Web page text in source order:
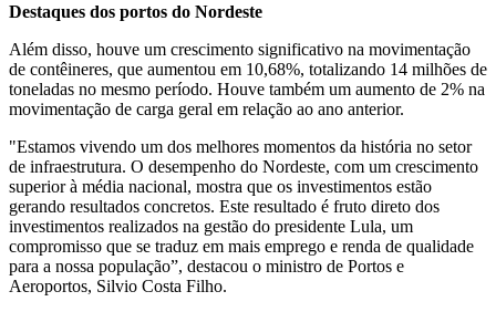
Destaques dos portos do Nordeste
Além disso, houve um crescimento significativo na movimentação
de contêineres, que aumentou em 10,68%, totalizando 14 milhões de
toneladas no mesmo período. Houve também um aumento de 2% na
movimentação de carga geral em relação ao ano anterior.
"Estamos vivendo um dos melhores momentos da história no setor
de infraestrutura. O desempenho do Nordeste, com um crescimento
superior à média nacional, mostra que os investimentos estão
gerando resultados concretos. Este resultado é fruto direto dos
investimentos realizados na gestão do presidente Lula, um
compromisso que se traduz em mais emprego e renda de qualidade
para a nossa população”, destacou o ministro de Portos e
Aeroportos, Silvio Costa Filho.